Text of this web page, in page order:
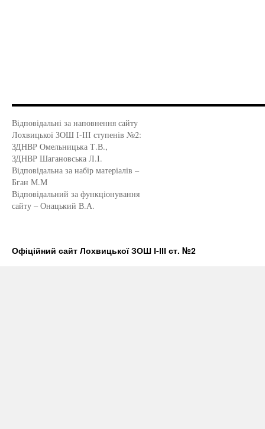
Відповідальні за наповнення сайту
Лохвицької ЗОШ І-ІІІ ступенів №2:
ЗДНВР Омельницька Т.В.,
ЗДНВР Шагановська Л.І.
Відповідальна за набір матеріалів –
Бган М.М
Відповідальний за функціонування
сайту – Онацький В.А.
Офіційний сайт Лохвицької ЗОШ І-ІІІ ст. №2